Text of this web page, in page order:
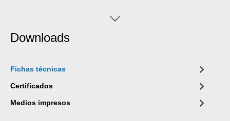
Downloads
Fichas técnicas
Certificados
Medios impresos